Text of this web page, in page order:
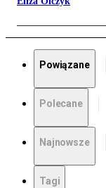
Powiązane
Polecane
Najnowsze
Tagi